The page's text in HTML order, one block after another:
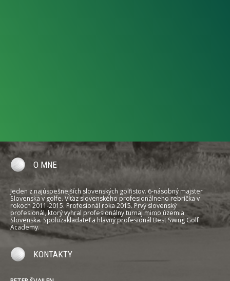
O MNE
Jeden z najúspešnejších slovenských golfistov. 6-násobný majster
Slovenska v golfe. Víťaz slovenského profesionálneho rebríčka v
rokoch 2011-2015. Profesionál roka 2015. Prvý slovenský
profesionál, ktorý vyhral profesionálny turnaj mimo územia
Slovenska. Spoluzakladateľ a hlavný profesionál Best Swing Golf
Academy.
KONTAKTY